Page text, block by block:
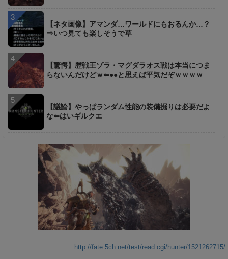
【ネタ画像】アマンダ…ワールドにもおるんか…？
⇒いつ見ても楽しそうで草
【驚愕】歴戦王ゾラ・マグダラオス戦は本当につま
らないんだけどｗ⇐●●と思えば平気だぞｗｗｗｗ
【議論】やっぱランダム性能の装備掘りは必要だよ
な⇐はいギルクエ
http://fate.5ch.net/test/read.cgi/hunter/1521262715/